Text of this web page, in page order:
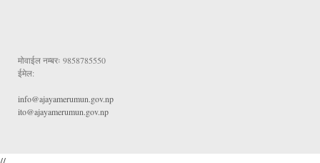
मोवाईल नम्बरः 9858785550
ईमेल:
info@ajayamerumun.gov.np
ito@ajayamerumun.gov.np